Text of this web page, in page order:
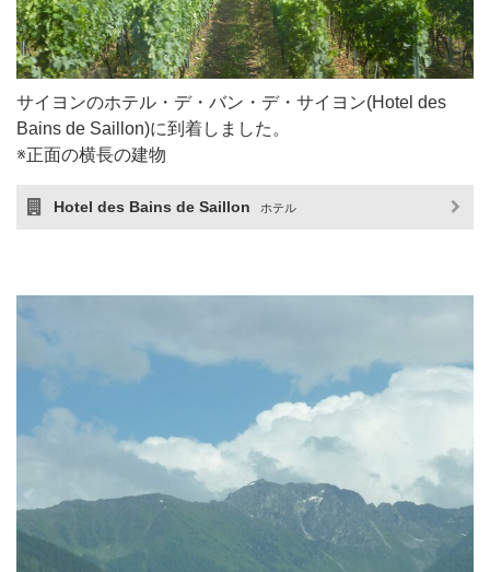
サイヨンのホテル・デ・バン・デ・サイヨン(Hotel des
Bains de Saillon)に到着しました。
※正面の横長の建物
Hotel des Bains de Saillon ホテル